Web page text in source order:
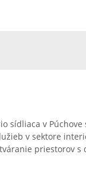
sídliaca v
v sektore
priestorov